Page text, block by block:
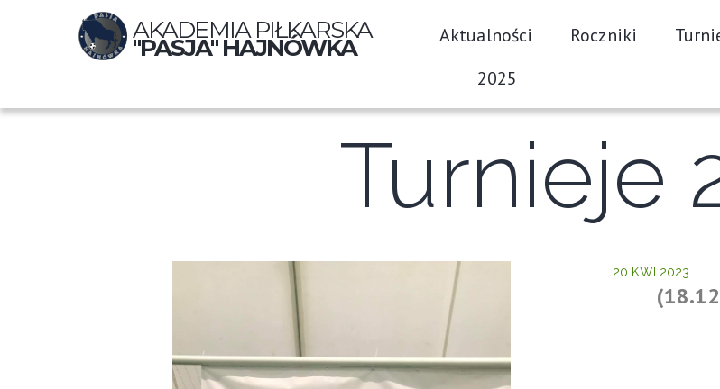
AKADEMIA PIŁKARSKA
"PASJA" HAJNÓWKA Aktualności Roczniki
2025
Turnieje
20 KWI 2023